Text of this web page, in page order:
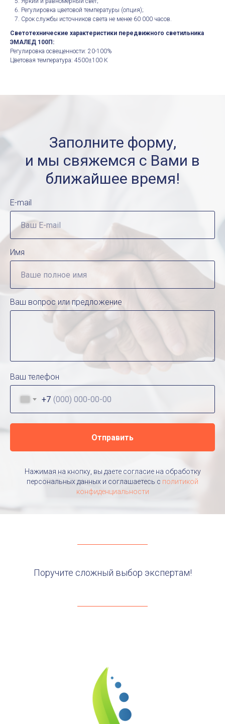
Регулировка цветовой температуры (опция);
Срок службы источников света не менее 60 000 часов.
Светотехнические характеристики передвижного светильника
ЭМАЛЕД 100П:
Регулировка освещенности: 20-100%
Цветовая температура: 4500±100 К
Заполните форму,
и мы свяжемся с Вами в
ближайшее время!
E-mail
Имя
Ваш вопрос или предложение
Ваш телефон
+7
Отправить
Нажимая на кнопку, вы даете согласие на обработку
персональных данных и соглашаетесь c политикой
конфиденциальности
Поручите сложный выбор экспертам!